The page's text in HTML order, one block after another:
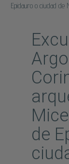
Epidauro o ciudad de
de